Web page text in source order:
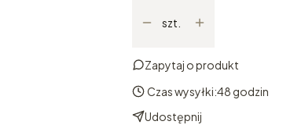
szt.
Zapytaj o produkt
Czas wysyłki:48 godzin
Udostępnij